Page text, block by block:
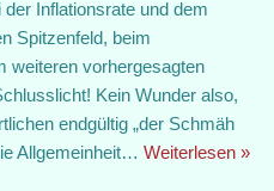
Inflationsrate und dem
Spitzenfeld, beim
weiteren vorhergesagten
Kein Wunder also,
endgültig „der Schmäh
Allgemeinheit… Weiterlesen »